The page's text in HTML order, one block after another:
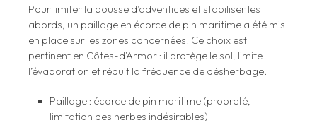
Pour limiter la pousse d’adventices et stabiliser les
abords, un paillage en écorce de pin maritime a été mis
en place sur les zones concernées. Ce choix est
pertinent en Côtes-d’Armor : il protège le sol, limite
l’évaporation et réduit la fréquence de désherbage.
Paillage : écorce de pin maritime (propreté,
limitation des herbes indésirables)